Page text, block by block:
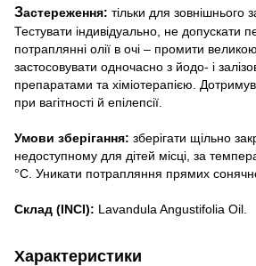
Застереження: тільки для зовнішнього
Тестувати індивідуально, не допускати
потраплянні олії в очі – промити великою
застосовувати одночасно з йодо- і
препаратами та хіміотерапією.
при вагітності й епілепсії.
Умови зберігання: зберігати щільно
недоступному для дітей місці, за
°C. Уникати потрапляння прямих
Склад (INCI): Lavandula Angustifolia Oil.
Характеристики